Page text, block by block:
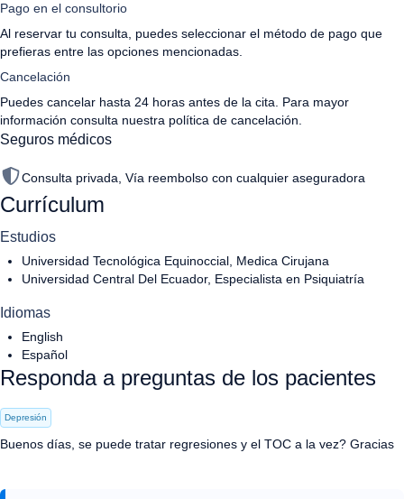
Pago en el consultorio
Al reservar tu consulta, puedes seleccionar el método de pago que
prefieras entre las opciones mencionadas.
Cancelación
Puedes cancelar hasta 24 horas antes de la cita. Para mayor
información consulta nuestra política de cancelación
Seguros médicos
Consulta privada, Vía reembolso con cualquier aseguradora
Currículum
Estudios
Universidad Tecnológica Equinoccial, Medica Cirujana
Universidad Central Del Ecuador, Especialista en Psiquiatría
Idiomas
English
Español
Responda a preguntas de los pacientes
Depresión
Buenos días, se puede tratar regresiones y el TOC a la vez? Gracias